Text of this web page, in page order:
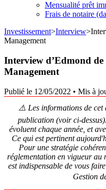
Mensualité prêt
Frais de notaire
Investissement>Interview>
Management
Interview d’Edmond de
Management
Publié le 12/05/2022 • Mis à
⚠️ Les informations de cet
publication (voir ci-
évoluent chaque année, et
Ce qui est pertinent
Pour une stratégie
réglementation en vigueur au
est indispensable de vous
Gestion